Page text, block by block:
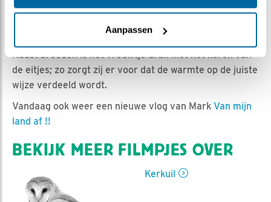
Aanpassen
Ed Hoogkamer | Geplaatst op 29 april 2021, 12:49 |
Bewaar dit filmpje |
Naast broeden is het vrouwtje druk met het keren van
de eitjes; zo zorgt zij er voor dat de warmte op de juiste
wijze verdeeld wordt.
Vandaag ook weer een nieuwe vlog van Mark Van mijn
land af !!
BEKIJK MEER FILMPJES OVER
Kerkuil